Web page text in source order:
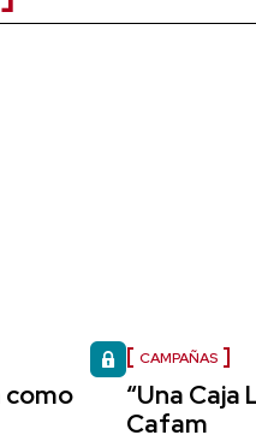
como
CAMPAÑAS
“Una Caja
Cafam